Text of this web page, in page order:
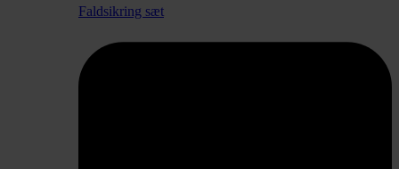
Faldsikring sæt